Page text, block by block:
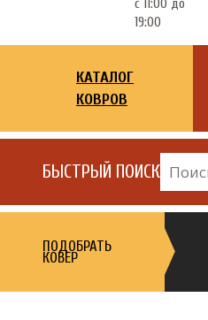
19:00
КАТАЛОГ
КОВРОВ
БЫСТРЫЙ ПОИСК
ПОДОБРАТЬ
КОВЕР